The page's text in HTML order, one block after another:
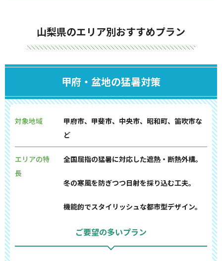
山梨県のエリア別おすすめプラン
甲府・盆地の猛暑対策
対象地域
甲府市、甲斐市、中央市、昭和町、笛吹市な
ど
エリアの特
長
全国屈指の猛暑に対応した遮熱・断熱外構。
冬の寒風を防ぎつつ日射を採り込む工夫。
機能的でスタイリッシュな都市型デザイン。
ご要望の多いプラン